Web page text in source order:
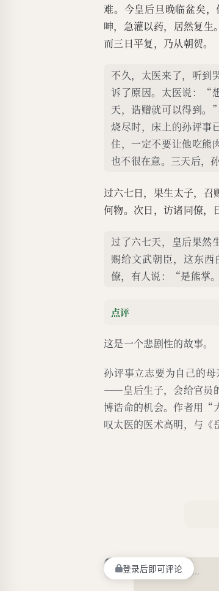
难。今皇后旦晚临盆矣
呻，急灌以药，居然复
而三日平复，乃从朝贺。
不久，太医来了，听到
诉了原因。太医说：“
天，诰赠就可以得到。
烧尽时，床上的孙评事
住，一定不要让他吃熊
也不很在意。三天后，
过六七日，果生太子，召
何物。次日，访诸同僚
过了六七天，皇后果然
赐给文武朝臣，这东
僚，有人说：“是熊掌
点评
这是一个悲剧性的故事。
孙评事立志要为自己的
——皇后生子，会给官员
博诰命的机会。作者用“
叹太医的医术高明，与《
登录后即可评论